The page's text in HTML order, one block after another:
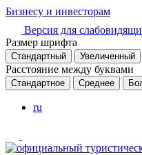
Бизнесу и инвесторам
Версия для
Размер шрифта
Стандартный Увеличенный
Расстояние между буквами
Стандартное Среднее
ru